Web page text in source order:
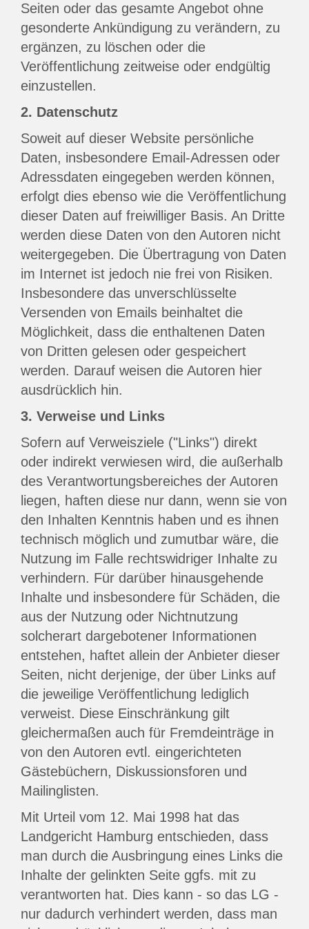
Seiten oder das gesamte Angebot ohne
gesonderte Ankündigung zu verändern, zu
ergänzen, zu löschen oder die
Veröffentlichung zeitweise oder endgültig
einzustellen.
2. Datenschutz
Soweit auf dieser Website persönliche
Daten, insbesondere Email-Adressen oder
Adressdaten eingegeben werden können,
erfolgt dies ebenso wie die Veröffentlichung
dieser Daten auf freiwilliger Basis. An Dritte
werden diese Daten von den Autoren nicht
weitergegeben. Die Übertragung von Daten
im Internet ist jedoch nie frei von Risiken.
Insbesondere das unverschlüsselte
Versenden von Emails beinhaltet die
Möglichkeit, dass die enthaltenen Daten
von Dritten gelesen oder gespeichert
werden. Darauf weisen die Autoren hier
ausdrücklich hin.
3. Verweise und Links
Sofern auf Verweisziele ("Links") direkt
oder indirekt verwiesen wird, die außerhalb
des Verantwortungsbereiches der Autoren
liegen, haften diese nur dann, wenn sie von
den Inhalten Kenntnis haben und es ihnen
technisch möglich und zumutbar wäre, die
Nutzung im Falle rechtswidriger Inhalte zu
verhindern. Für darüber hinausgehende
Inhalte und insbesondere für Schäden, die
aus der Nutzung oder Nichtnutzung
solcherart dargebotener Informationen
entstehen, haftet allein der Anbieter dieser
Seiten, nicht derjenige, der über Links auf
die jeweilige Veröffentlichung lediglich
verweist. Diese Einschränkung gilt
gleichermaßen auch für Fremdeinträge in
von den Autoren evtl. eingerichteten
Gästebüchern, Diskussionsforen und
Mailinglisten.
Mit Urteil vom 12. Mai 1998 hat das
Landgericht Hamburg entschieden, dass
man durch die Ausbringung eines Links die
Inhalte der gelinkten Seite ggfs. mit zu
verantworten hat. Dies kann - so das LG -
nur dadurch verhindert werden, dass man